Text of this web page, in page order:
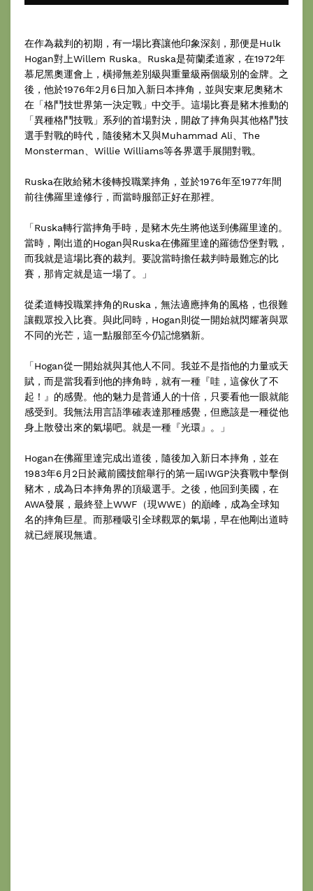
在作為裁判的初期，有一場比賽讓他印象深刻，那便是Hulk
Hogan對上Willem Ruska。Ruska是荷蘭柔道家，在1972年
慕尼黑奧運會上，橫掃無差別級與重量級兩個級別的金牌。之
後，他於1976年2月6日加入新日本摔角，並與安東尼奧豬木
在「格鬥技世界第一決定戰」中交手。這場比賽是豬木推動的
「異種格鬥技戰」系列的首場對決，開啟了摔角與其他格鬥技
選手對戰的時代，隨後豬木又與Muhammad Ali、The
Monsterman、Willie Williams等各界選手展開對戰。
Ruska在敗給豬木後轉投職業摔角，並於1976年至1977年間
前往佛羅里達修行，而當時服部正好在那裡。
「Ruska轉行當摔角手時，是豬木先生將他送到佛羅里達的。
當時，剛出道的Hogan與Ruska在佛羅里達的羅德岱堡對戰，
而我就是這場比賽的裁判。要說當時擔任裁判時最難忘的比
賽，那肯定就是這一場了。」
從柔道轉投職業摔角的Ruska，無法適應摔角的風格，也很難
讓觀眾投入比賽。與此同時，Hogan則從一開始就閃耀著與眾
不同的光芒，這一點服部至今仍記憶猶新。
「Hogan從一開始就與其他人不同。我並不是指他的力量或天
賦，而是當我看到他的摔角時，就有一種『哇，這傢伙了不
起！』的感覺。他的魅力是普通人的十倍，只要看他一眼就能
感受到。我無法用言語準確表達那種感覺，但應該是一種從他
身上散發出來的氣場吧。就是一種『光環』。」
Hogan在佛羅里達完成出道後，隨後加入新日本摔角，並在
1983年6月2日於藏前國技館舉行的第一屆IWGP決賽戰中擊倒
豬木，成為日本摔角界的頂級選手。之後，他回到美國，在
AWA發展，最終登上WWF（現WWE）的巔峰，成為全球知
名的摔角巨星。而那種吸引全球觀眾的氣場，早在他剛出道時
就已經展現無遺。